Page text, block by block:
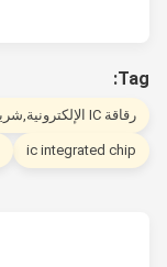
Tag:
رقاقة IC الإلكترونية,شريحة متكاملة IC,رقائق IC القابلة للبرمجة
ic integrated chip